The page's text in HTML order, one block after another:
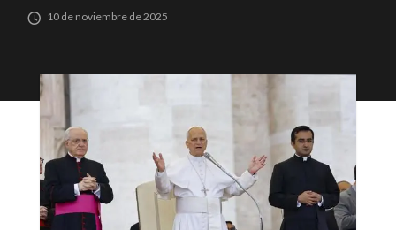
10 de noviembre de 2025